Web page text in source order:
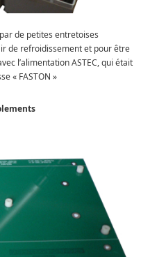
de petites entretoises
de refroidissement et pour être
l’alimentation ASTEC, qui était
« FASTON »